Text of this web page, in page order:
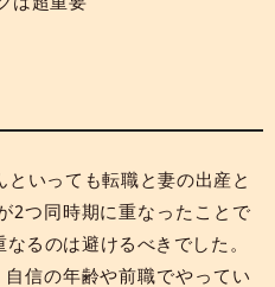
いっても転職と妻の出産と
2つ同時期に重なったことで
るのは避けるべきでした。
信の年齢や前職でやってい